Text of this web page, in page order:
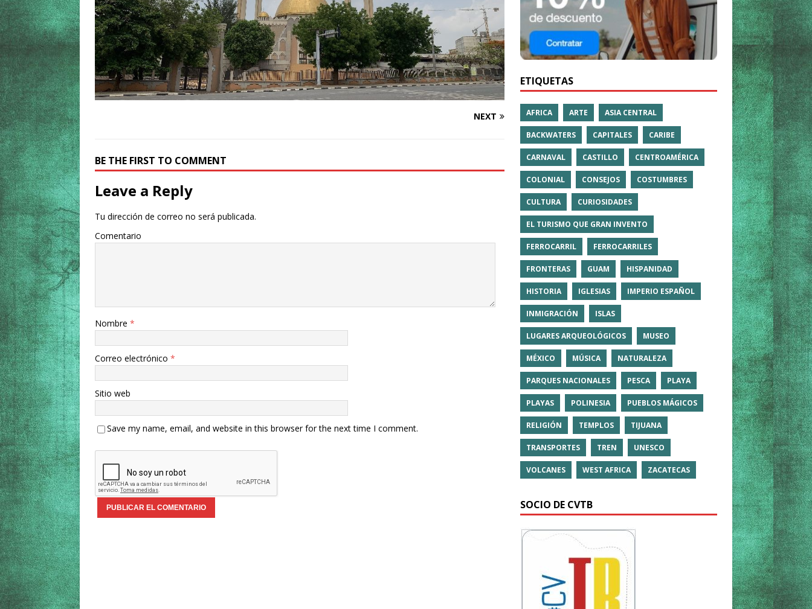
NEXT
BE THE FIRST TO COMMENT
Leave a Reply
Tu dirección de correo no será publicada.
Comentario
Nombre *
Correo electrónico *
Sitio web
Save my name, email, and website in this browser for the next time I comment.
ETIQUETAS
AFRICA ARTE ASIA CENTRAL
BACKWATERS CAPITALES CARIBE
CARNAVAL CASTILLO CENTROAMÉRICA
COLONIAL CONSEJOS COSTUMBRES
CULTURA CURIOSIDADES
EL TURISMO QUE GRAN INVENTO
FERROCARRIL FERROCARRILES
FRONTERAS GUAM HISPANIDAD
HISTORIA IGLESIAS IMPERIO ESPAÑOL
INMIGRACIÓN ISLAS
LUGARES ARQUEOLÓGICOS MUSEO
MÉXICO MÚSICA NATURALEZA
PARQUES NACIONALES PESCA PLAYA
PLAYAS POLINESIA PUEBLOS MÁGICOS
RELIGIÓN TEMPLOS TIJUANA
TRANSPORTES TREN UNESCO
VOLCANES WEST AFRICA ZACATECAS
SOCIO DE CVTB